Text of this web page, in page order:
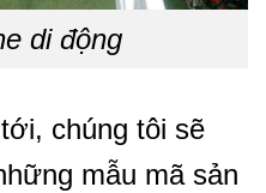
di động
chúng tôi sẽ
mẫu mã sản